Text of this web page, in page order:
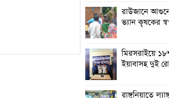
রাউজানে
ভ্যান কৃষকের
মিরসরাইয়ে
ইয়াবাসহ দুই
রাঙ্গুনিয়াতে